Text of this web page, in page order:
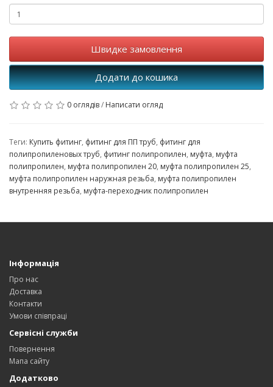
Швидке замовлення
Додати до кошика
0 оглядів/ Написати огляд
Теги: Купить фитинг, фитинг для ПП труб, фитинг для
полипропиленовых труб, фитинг полипропилен, муфта, муфта
полипропилен, муфта полипропилен 20, муфта полипропилен 25,
муфта полипропилен наружная резьба, муфта полипропилен
внутренняя резьба, муфта-переходник полипропилен
Інформація
Про нас
Доставка
Контакти
Умови співпраці
Сервісні служби
Повернення
Мапа сайту
Додатково